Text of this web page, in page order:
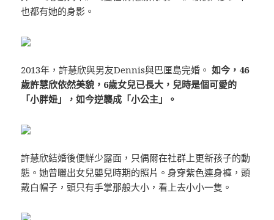
也都有她的身影。
2013年，許慧欣與男友Dennis與巴厘島完婚。如今，46
歲許慧欣依然美貌，6歲女兒已長大，兒時是個可愛的
「小胖妞」，如今逆襲成「小公主」。
許慧欣結婚後便鮮少露面，只偶爾在社群上更新孩子的動
態。她曾曬出女兒嬰兒時期的照片。身穿紫色連身褲，頭
戴白帽子，頭只有手掌那般大小，看上去小小一隻。